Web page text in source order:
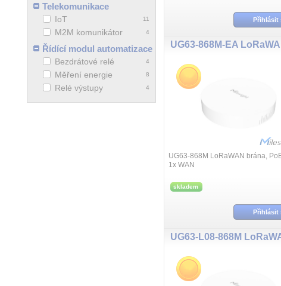
Telekomunikace
11
IoT
4
M2M komunikátor
Řídící modul automatizace
4
Bezdrátové relé
8
Měření energie
4
Relé výstupy
Přihlásit
UG63-868M LoRaWAN brána,
1x WAN
skladem
Přihlásit